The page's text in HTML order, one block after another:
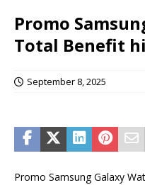
Promo
Total Benefit
September 8, 2025
Promo Samsung Galaxy